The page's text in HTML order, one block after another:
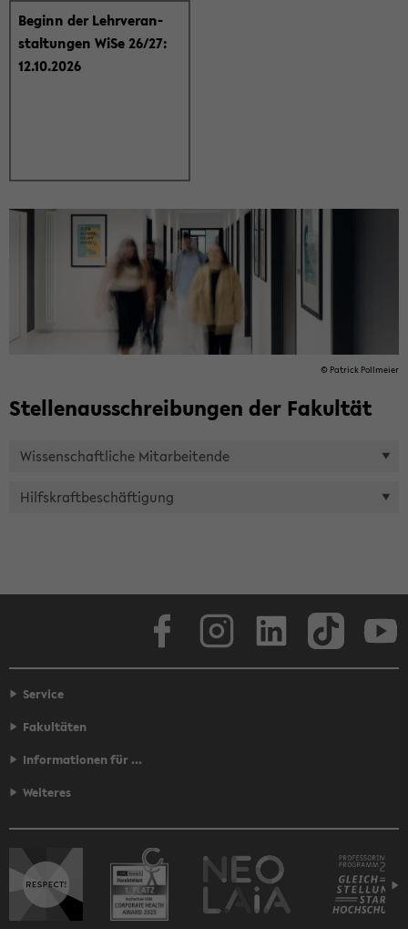
Be­ginn der Lehr­ver­an­
stal­tun­gen WiSe 26/27:
12.10.2026
© Pa­trick Poll­mei­er
Stel­len­aus­schrei­bun­gen der Fa­kul­tät
Wis­sen­schaft­li­che Mit­ar­bei­ten­de
Hilfs­kraft­be­schäf­ti­gung
Face­book
Service
Fakultäten
Informationen für ...
Weiteres